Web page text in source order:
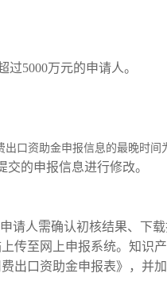
5000万元的申请人。
出口资助金申报信息的最晚时间
的申报信息进行修改。
请人需确认初核结果、下
传至网上申报系统。知识
出口资助金申报表》，并